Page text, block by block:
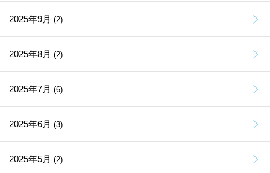
2025年9月 (2)
2025年8月 (2)
2025年7月 (6)
2025年6月 (3)
2025年5月 (2)